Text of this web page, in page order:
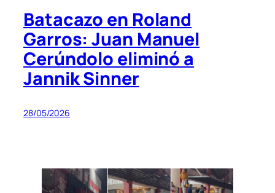
Batacazo en Roland
Garros: Juan Manuel
Cerúndolo eliminó a
Jannik Sinner
28/05/2026